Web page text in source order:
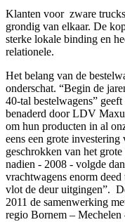
Klanten voor zware
grondig van elkaar. De
sterke lokale binding en
relationele.
Het belang van de
onderschat. “Begin de
40-tal bestelwagens”
benaderd door LDV
om hun producten in al
eens een grote
geschrokken van het
nadien - 2008 - volgde
vrachtwagens enorm
vlot de deur uitgingen”.
2011 de samenwerking
regio Bornem – Mechelen